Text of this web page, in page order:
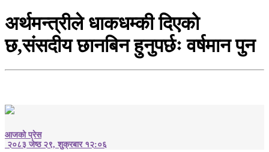
अर्थमन्त्रीले धाकधम्की दिएको
छ,संसदीय छानबिन हुनुपर्छः वर्षमान पुन
आजको प्रेस
२०८३ जेष्ठ २९, शुक्रबार १२:०६